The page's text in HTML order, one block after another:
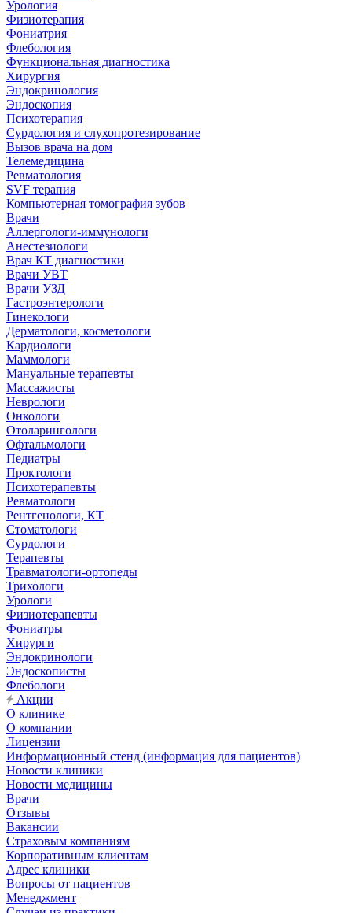
Урология
Физиотерапия
Фониатрия
Флебология
Функциональная диагностика
Хирургия
Эндокринология
Эндоскопия
Психотерапия
Сурдология и слухопротезирование
Вызов врача на дом
Телемедицина
Ревматология
SVF терапия
Компьютерная томография зубов
Врачи
Аллергологи-иммунологи
Анестезиологи
Врач КТ диагностики
Врачи УВТ
Врачи УЗД
Гастроэнтерологи
Гинекологи
Дерматологи, косметологи
Кардиологи
Маммологи
Мануальные терапевты
Массажисты
Неврологи
Онкологи
Отоларингологи
Офтальмологи
Педиатры
Проктологи
Психотерапевты
Ревматологи
Рентгенологи, КТ
Стоматологи
Сурдологи
Терапевты
Травматологи-ортопеды
Трихологи
Урологи
Физиотерапевты
Фониатры
Хирурги
Эндокринологи
Эндоскописты
Флебологи
Акции
О клинике
О компании
Лицензии
Информационный стенд (информация для пациентов)
Новости клиники
Новости медицины
Врачи
Отзывы
Вакансии
Страховым компаниям
Корпоративным клиентам
Адрес клиники
Вопросы от пациентов
Менеджмент